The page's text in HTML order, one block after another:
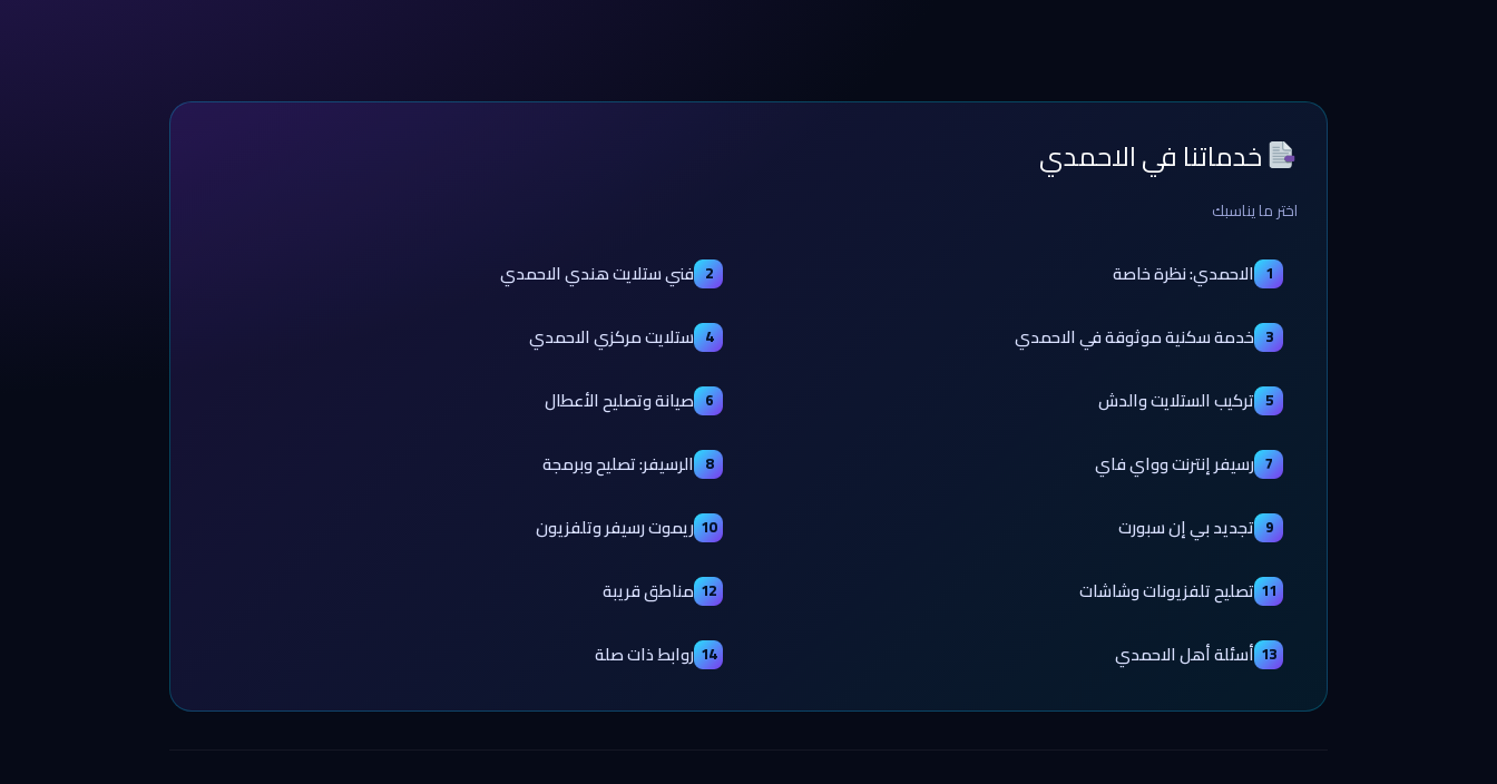
خدماتنا في الاحمدي
اختر ما يناسبك
1 الاحمدي: نظرة خاصة 2 فني ستلايت هندي الاحمدي
3 خدمة سكنية موثوقة في الاحمدي 4 ستلايت مركزي الاحمدي
5 تركيب الستلايت والدش 6 صيانة وتصليح الأعطال
7 رسيفر إنترنت وواي فاي 8 الرسيفر: تصليح وبرمجة
9 تجديد بي إن سبورت 10 ريموت رسيفر وتلفزيون
11 تصليح تلفزيونات وشاشات 12 مناطق قريبة
13 أسئلة أهل الاحمدي 14 روابط ذات صلة